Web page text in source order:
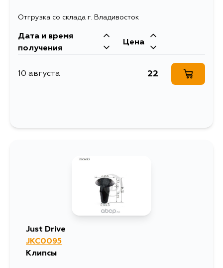
Отгрузка со склада г. Владивосток
Дата и время
получения
Цена
10 августа 22
Just Drive
JKC0095
Клипсы